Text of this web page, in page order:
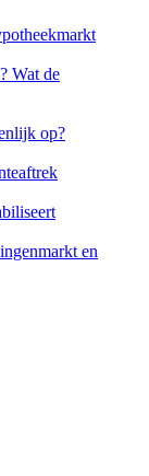
Wat de
op?
en